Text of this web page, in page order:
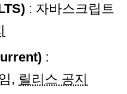
: 자바스크립트
:
, 릴리스 공지